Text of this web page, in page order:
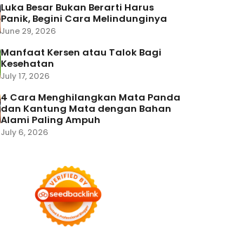
Luka Besar Bukan Berarti Harus
Panik, Begini Cara Melindunginya
June 29, 2026
Manfaat Kersen atau Talok Bagi
Kesehatan
July 17, 2026
4 Cara Menghilangkan Mata Panda
dan Kantung Mata dengan Bahan
Alami Paling Ampuh
July 6, 2026